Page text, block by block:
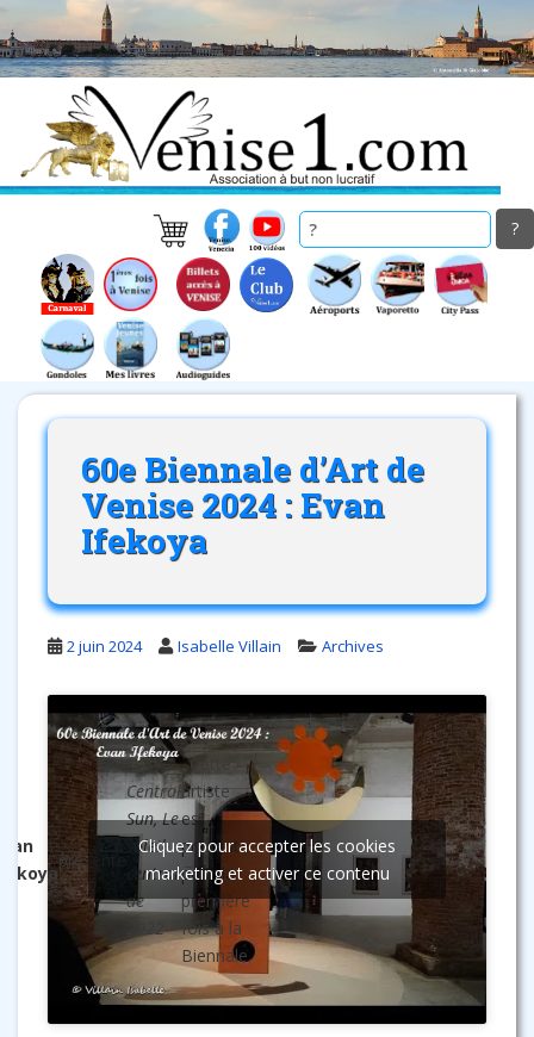
to
main
60e Biennale d’Art de
Venise 2024 : Evan
Ifekoya
2 juin 2024 Isabelle Villain Archives
présente
Central
Sun, Le
soleil
central
de
2022
. Cette
artiste
est
présente
pour la
première
fois à la
Biennale.
Cliquez pour accepter les cookies
marketing et activer ce contenu